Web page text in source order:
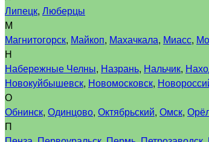
Липецк, Люберцы
М
Магнитогорск, Майкоп, Махачкала, Миасс,
Н
Набережные Челны, Назрань, Нальчик,
Новокуйбышевск, Новомосковск,
О
Обнинск, Одинцово, Октябрьский, Омск,
П